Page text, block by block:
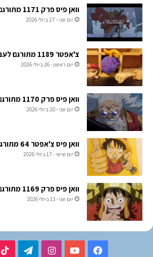
וואן פיס פרק 1171 מתורגם לעברית
יום שני - 27 ביולי 2026
צ'אפטר 1189 מתורגם לעברית
יום ראשון - 26 ביולי 2026
וואן פיס פרק 1170 מתורגם לעברית
יום שני - 20 ביולי 2026
וואן פיס צ'אפטר 64 מתורגם לעברית!
יום שישי - 17 ביולי 2026
וואן פיס פרק 1169 מתורגם לעברית
יום שני - 13 ביולי 2026
Facebook
YouTube
Instagram